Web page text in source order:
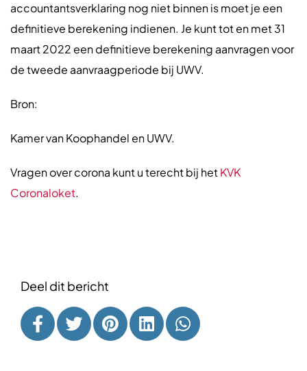
accountantsverklaring nog niet binnen is moet je een
definitieve berekening indienen. Je kunt tot en met 31
maart 2022 een definitieve berekening aanvragen voor
de tweede aanvraagperiode bij UWV.
Bron:
Kamer van Koophandel en UWV.
Vragen over corona kunt u terecht bij hetKVK
Coronaloket.
Deel dit bericht